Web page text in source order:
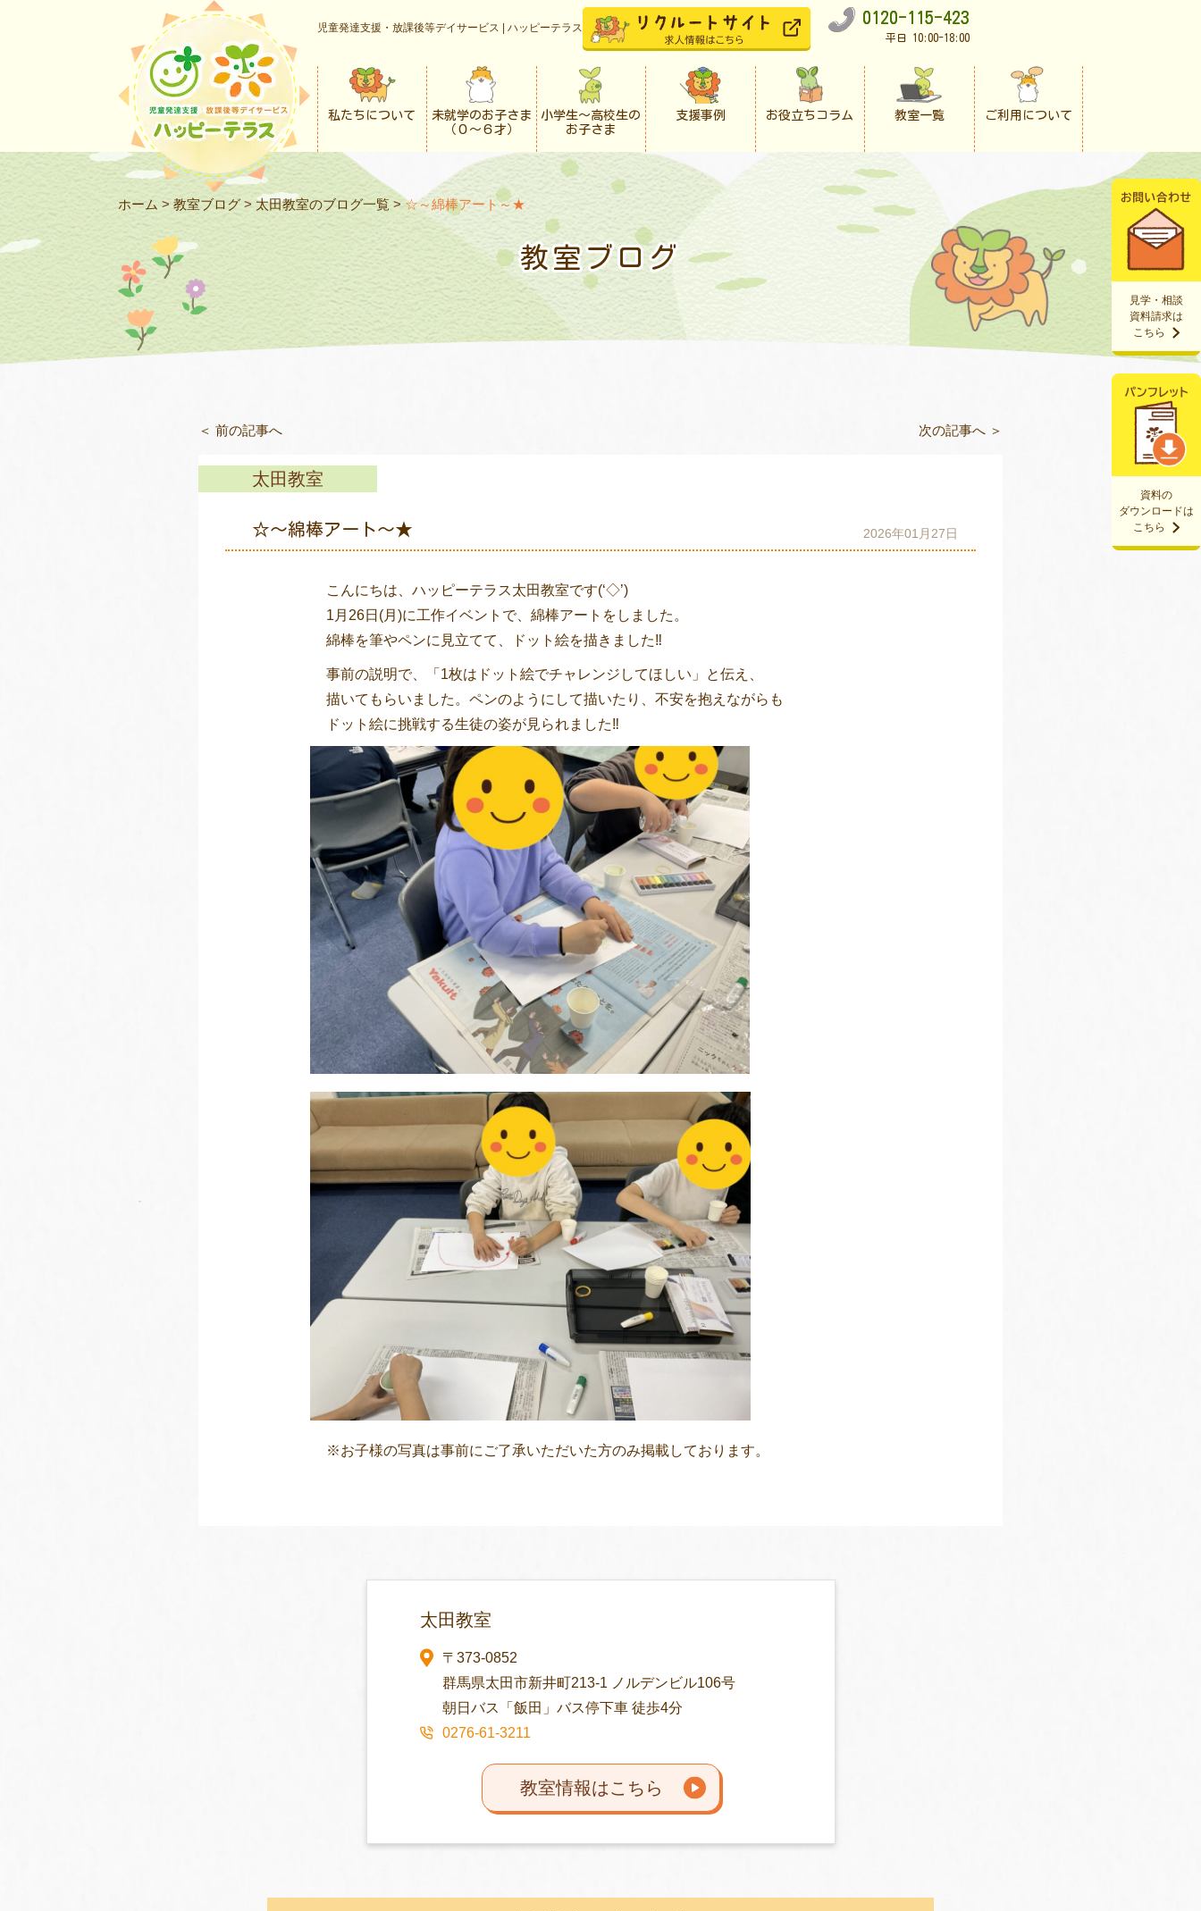
児童発達支援・放課後等デイサービス | ハッピーテラス
0120-115-423
平日 10:00-18:00
私たちについて
未就学のお子さま
（０〜６才）
小学生〜高校生の
お子さま
支援事例 お役立ちコラム 教室一覧 ご利用について
資料の
ダウンロードは
こちら
見学・相談
資料請求は
こちら
ホーム > 教室ブログ > 太田教室のブログ一覧 > ☆～綿棒アート～★
教室ブログ
＜ 前の記事へ 次の記事へ ＞
太田教室
☆～綿棒アート～★ 2026年01月27日
こんにちは、ハッピーテラス太田教室です(‘◇’)ゞ
1月26日(月)に工作イベントで、綿棒アートをしました。
綿棒を筆やペンに見立てて、ドット絵を描きました‼
事前の説明で、「1枚はドット絵でチャレンジしてほしい」と伝え、
描いてもらいました。ペンのようにして描いたり、不安を抱えながらも
ドット絵に挑戦する生徒の姿が見られました‼
※お子様の写真は事前にご了承いただいた方のみ掲載しております。
太田教室
〒373-0852
群馬県太田市新井町213-1 ノルデンビル106号
朝日バス「飯田」バス停下車 徒歩4分
0276-61-3211
教室情報はこちら